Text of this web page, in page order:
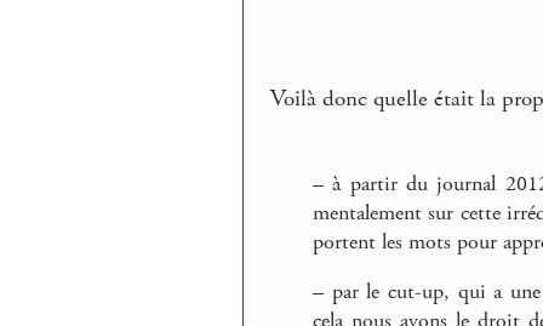
Voilà donc quelle était la
– à partir du journal
mentalement sur cette
portent les mots pour
– par le cut-up, qui a